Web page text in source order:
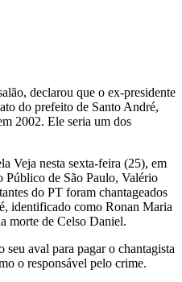
declarou que o ex-presidente
do prefeito de Santo André,
2002. Ele seria um dos
Veja nesta sexta-feira (25), em
Público de São Paulo, Valério
do PT foram chantageados
identificado como Ronan Maria
morte de Celso Daniel.
seu aval para pagar o chantagista
o responsável pelo crime.